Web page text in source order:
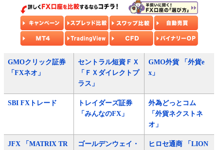
GMOクリック証券
「FXネオ」
セントラル短資ＦＸ
「ＦＸダイレクトプ
ラス」
GMO外貨 「外貨e
x」
SBI FXトレード
トレイダーズ証券
「みんなのFX」
外為どっとコム
「外貨ネクストネ
オ」
JFX 「MATRIX TR
ゴールデンウェイ・
ヒロセ通商 「LION